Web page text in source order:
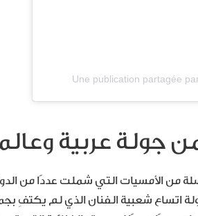
Une publication partagée
جولة عربية
الأمسيات التي شملت عددًا من الدول
اتساع شعبية الفنان الذي لم يكتفِ